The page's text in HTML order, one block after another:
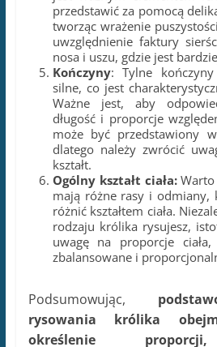
długość i proporcje
może być przedstawiony
dlatego należy zwrócić
kształt.
Ogólny kształt ciała:Warto
mają różne rasy i odmiany,
różnić kształtem ciała.
rodzaju królika rysujesz,
uwagę na proporcje
zbalansowane i
Podsumowując,
rysowania królika
określenie proporcji,
przedstawienie głowy,
kończyn oraz zachowanie
Pamiętaj, że praktyka jest
wahaj się